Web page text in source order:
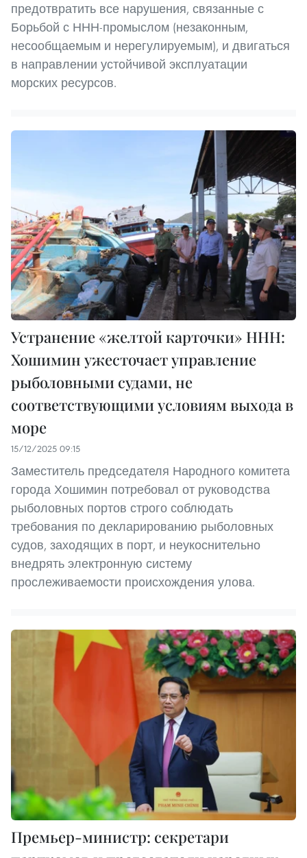
предотвратить все нарушения, связанные с
Борьбой с ННН-промыслом (незаконным,
несообщаемым и нерегулируемым), и двигаться
в направлении устойчивой эксплуатации
морских ресурсов.
Устранение «желтой карточки» ННН:
Хошимин ужесточает управление
рыболовными судами, не
соответствующими условиям выхода в
море
15/12/2025 09:15
Заместитель председателя Народного комитета
города Хошимин потребовал от руководства
рыболовных портов строго соблюдать
требования по декларированию рыболовных
судов, заходящих в порт, и неукоснительно
внедрять электронную систему
прослеживаемости происхождения улова.
Премьер-министр: секретари